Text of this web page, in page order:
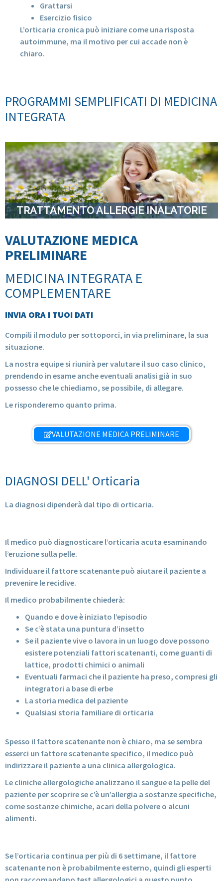
Grattarsi
Esercizio fisico
L’orticaria cronica può iniziare come una risposta
autoimmune, ma il motivo per cui accade non è
chiaro.
PROGRAMMI SEMPLIFICATI DI MEDICINA
INTEGRATA
TRATTAMENTO ALLERGIE INALATORIE
VALUTAZIONE MEDICA
PRELIMINARE
MEDICINA INTEGRATA E
COMPLEMENTARE
INVIA ORA I TUOI DATI
Compili il modulo per sottoporci, in via preliminare, la sua
situazione.
La nostra equipe si riunirà per valutare il suo caso clinico,
prendendo in esame anche eventuali analisi già in suo
possesso che le chiediamo, se possibile, di allegare.
Le risponderemo quanto prima.
VALUTAZIONE MEDICA PRELIMINARE
DIAGNOSI DELL' Orticaria
La diagnosi dipenderà dal tipo di orticaria.
Il medico può diagnosticare l’orticaria acuta esaminando
l’eruzione sulla pelle.
Individuare il fattore scatenante può aiutare il paziente a
prevenire le recidive.
Il medico probabilmente chiederà:
Quando e dove è iniziato l’episodio
Se c’è stata una puntura d’insetto
Se il paziente vive o lavora in un luogo dove possono
esistere potenziali fattori scatenanti, come guanti di
lattice, prodotti chimici o animali
Eventuali farmaci che il paziente ha preso, compresi gli
integratori a base di erbe
La storia medica del paziente
Qualsiasi storia familiare di orticaria
Spesso il fattore scatenante non è chiaro, ma se sembra
esserci un fattore scatenante specifico, il medico può
indirizzare il paziente a una clinica allergologica.
Le cliniche allergologiche analizzano il sangue e la pelle del
paziente per scoprire se c’è un’allergia a sostanze specifiche,
come sostanze chimiche, acari della polvere o alcuni
alimenti.
Se l’orticaria continua per più di 6 settimane, il fattore
scatenante non è probabilmente esterno, quindi gli esperti